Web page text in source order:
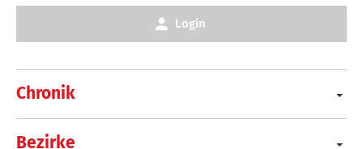
Chronik
Bezirke
Login